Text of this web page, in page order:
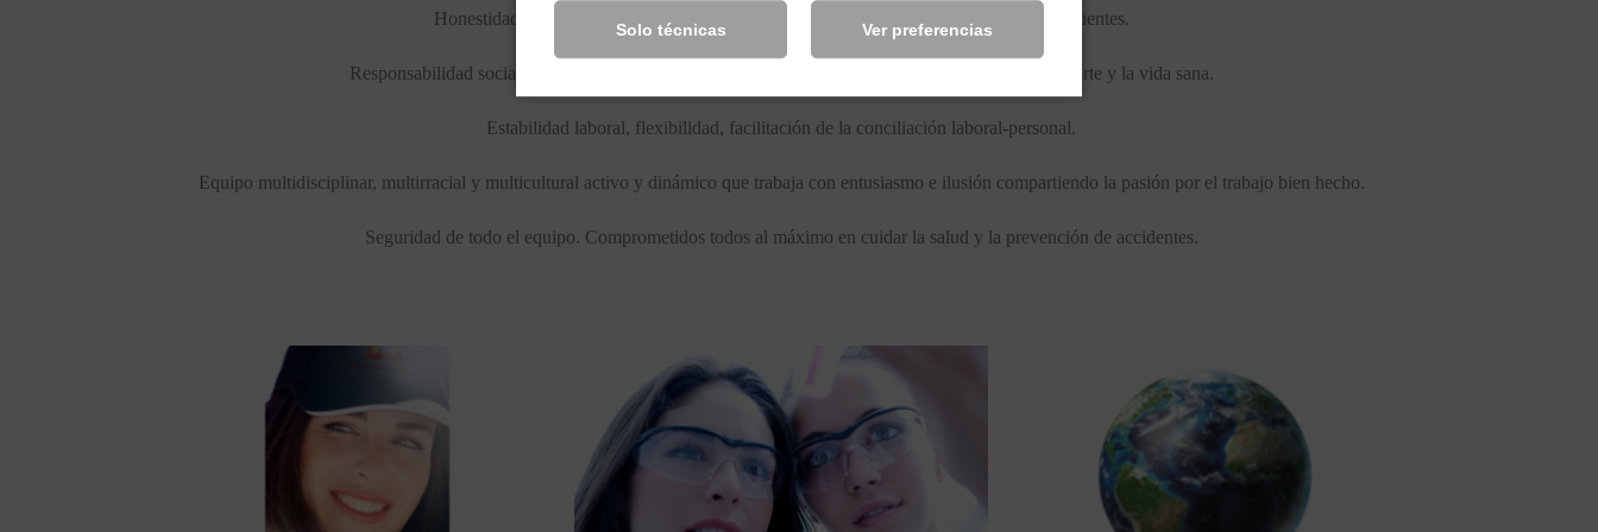
Solo técnicas Ver preferencias
Honestidad, transparencia y lealtad a la empresa en su conjunto, a sus proveedores y clientes.
Responsabilidad social corporativa, contribución al desarrollo de nuestra región, fomento del deporte y la vida sana.
Estabilidad laboral, flexibilidad, facilitación de la conciliación laboral-personal.
Equipo multidisciplinar, multirracial y multicultural activo y dinámico que trabaja con entusiasmo e ilusión compartiendo la pasión por el trabajo bien hecho.
Seguridad de todo el equipo. Comprometidos todos al máximo en cuidar la salud y la prevención de accidentes.